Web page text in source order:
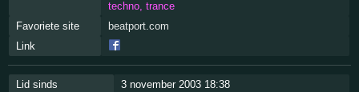
techno, trance
Favoriete site
beatport.com
Link
Lid sinds
3 november 2003 18:38